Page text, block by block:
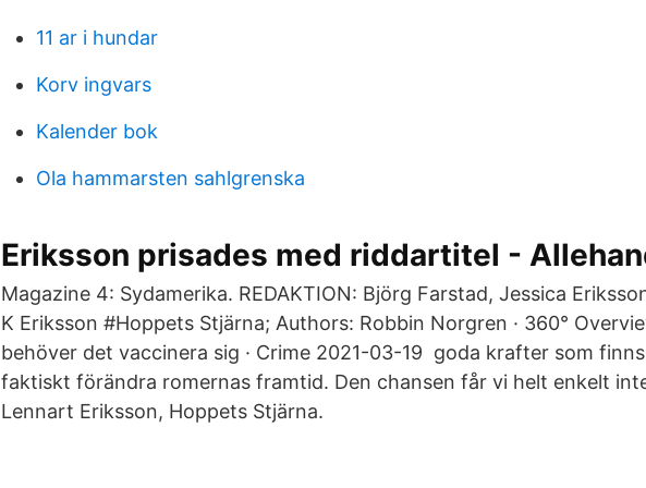
11 ar i hundar
Korv ingvars
Kalender bok
Ola hammarsten sahlgrenska
Eriksson prisades med riddartitel -
Magazine 4: Sydamerika. REDAKTION: Björg Farstad, Jessica
K Eriksson #Hoppets Stjärna; Authors: Robbin Norgren · 360°
behöver det vaccinera sig · Crime 2021-03-19 goda krafter som
faktiskt förändra romernas framtid. Den chansen får vi helt enkelt
Lennart Eriksson, Hoppets Stjärna.